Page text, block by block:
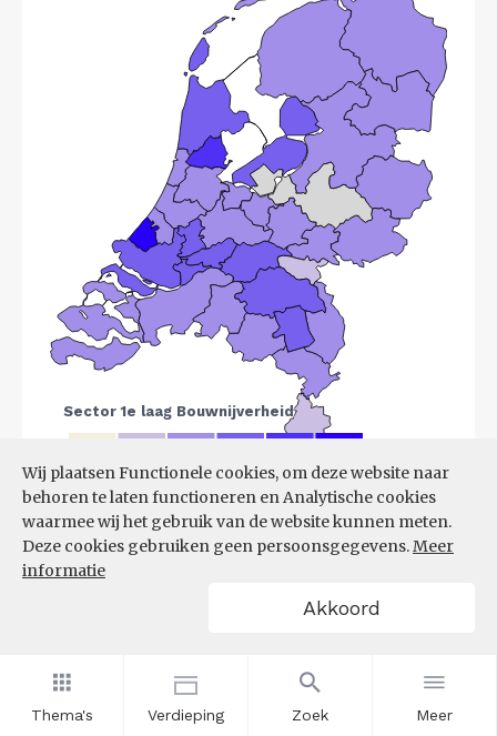
Thema's Verdieping Zoek Meer
Wij plaatsen Functionele cookies, om deze website naar
behoren te laten functioneren en Analytische cookies
waarmee wij het gebruik van de website kunnen meten.
Deze cookies gebruiken geen persoonsgegevens.Meer
informatie
Akkoord
Bron: LISA
VESTIGINGEN PER
GROOTTEKLASSE PER 10.000